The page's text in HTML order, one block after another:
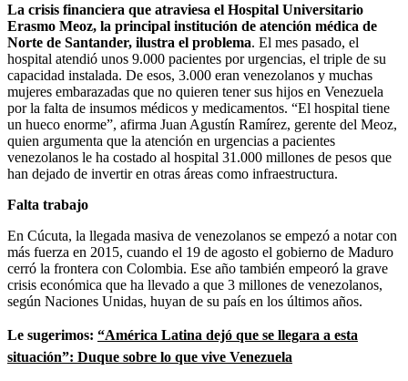
La crisis financiera que atraviesa el Hospital Universitario
Erasmo Meoz, la principal institución de atención médica de
Norte de Santander, ilustra el problema. El mes pasado, el
hospital atendió unos 9.000 pacientes por urgencias, el triple de su
capacidad instalada. De esos, 3.000 eran venezolanos y muchas
mujeres embarazadas que no quieren tener sus hijos en Venezuela
por la falta de insumos médicos y medicamentos. “El hospital tiene
un hueco enorme”, afirma Juan Agustín Ramírez, gerente del Meoz,
quien argumenta que la atención en urgencias a pacientes
venezolanos le ha costado al hospital 31.000 millones de pesos que
han dejado de invertir en otras áreas como infraestructura.
Falta trabajo
En Cúcuta, la llegada masiva de venezolanos se empezó a notar con
más fuerza en 2015, cuando el 19 de agosto el gobierno de Maduro
cerró la frontera con Colombia. Ese año también empeoró la grave
crisis económica que ha llevado a que 3 millones de venezolanos,
según Naciones Unidas, huyan de su país en los últimos años.
Le sugerimos: “América Latina dejó que se llegara a esta
situación”: Duque sobre lo que vive Venezuela